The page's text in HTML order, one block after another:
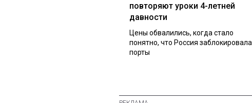
повторяют уроки 4-летней
давности
Цены обвалились, когда стало
понятно, что Россия заблокировала
порты